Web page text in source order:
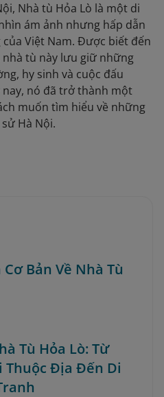
Nhà tù Hỏa Lò là một di
ám ảnh nhưng hấp dẫn
Việt Nam. Được biết đến
tù này lưu giữ những
hy sinh và cuộc đấu
nó đã trở thành một
muốn tìm hiểu về những
Hà Nội.
Bản Về Nhà Tù
Tù Hỏa Lò: Từ
Thuộc Địa Đến Di